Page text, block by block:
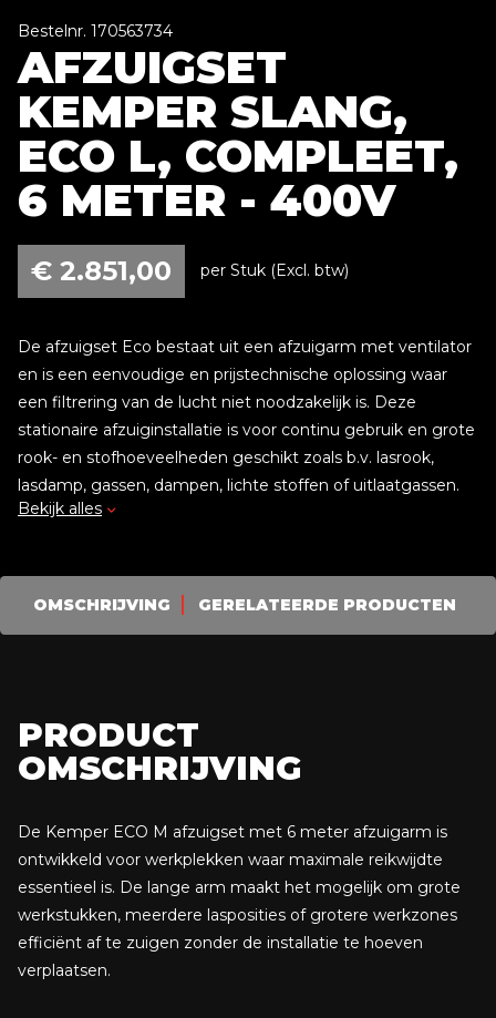
Bestelnr. 170563734
AFZUIGSET
KEMPER SLANG,
ECO L, COMPLEET,
6 METER - 400V
€ 2.851,00 per Stuk (Excl. btw)
De afzuigset Eco bestaat uit een afzuigarm met ventilator
en is een eenvoudige en prijstechnische oplossing waar
een filtrering van de lucht niet noodzakelijk is. Deze
stationaire afzuiginstallatie is voor continu gebruik en grote
rook- en stofhoeveelheden geschikt zoals b.v. lasrook,
lasdamp, gassen, dampen, lichte stoffen of uitlaatgassen.
Ventilator
6 meter afzuigarm met kap
Uittrekbare uitblaasleiding (1,25 – 5,00 m) met
uitblaasrooster
Bekijk alles
OMSCHRIJVING GERELATEERDE PRODUCTEN
PRODUCT
OMSCHRIJVING
De Kemper ECO M afzuigset met 6 meter afzuigarm is
ontwikkeld voor werkplekken waar maximale reikwijdte
essentieel is. De lange arm maakt het mogelijk om grote
werkstukken, meerdere lasposities of grotere werkzones
efficiënt af te zuigen zonder de installatie te hoeven
verplaatsen.